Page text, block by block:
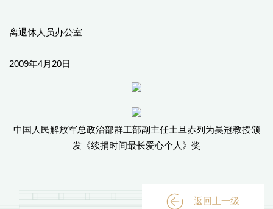
离退休人员办公室
2009年4月20日
中国人民解放军总政治部群工部副主任土旦赤列为吴冠教授颁
发《续捐时间最长爱心个人》奖
返回上一级